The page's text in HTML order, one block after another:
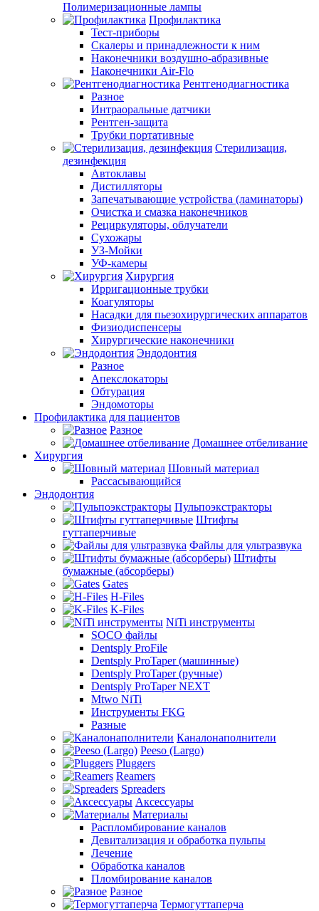
Полимеризационные лампы
Профилактика
Тест-приборы
Скалеры и принадлежности к ним
Наконечники воздушно-абразивные
Наконечники Air-Flo
Рентгенодиагностика
Разное
Интраоральные датчики
Рентген-защита
Трубки портативные
Стерилизация,
дезинфекция
Автоклавы
Дистилляторы
Запечатывающие устройства (ламинаторы)
Очистка и смазка наконечников
Рециркуляторы, облучатели
Сухожары
УЗ-Мойки
УФ-камеры
Хирургия
Ирригационные трубки
Коагуляторы
Насадки для пьезохирургических аппаратов
Физиодиспенсеры
Хирургические наконечники
Эндодонтия
Разное
Апекслокаторы
Обтурация
Эндомоторы
Профилактика для пациентов
Разное
Домашнее отбеливание
Хирургия
Шовный материал
Рассасывающийся
Эндодонтия
Пульпоэкстракторы
Штифты
гуттаперчивые
Файлы для ультразвука
Штифты
бумажные (абсорберы)
Gates
H-Files
K-Files
NiTi инструменты
SOCO файлы
Dentsply ProFile
Dentsply ProTaper (машинные)
Dentsply ProTaper (ручные)
Dentsply ProTaper NEXT
Mtwo NiTi
Инструменты FKG
Разные
Каналонаполнители
Peeso (Largo)
Pluggers
Reamers
Spreaders
Аксессуары
Материалы
Распломбирование каналов
Девитализация и обработка пульпы
Лечение
Обработка каналов
Пломбирование каналов
Разное
Термогуттаперча